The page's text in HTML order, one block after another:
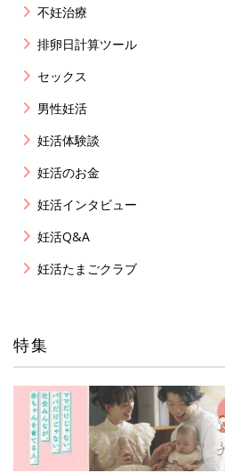
不妊治療
排卵日計算ツール
セックス
男性妊活
妊活体験談
妊活のお金
妊活インタビュー
妊活Q&A
妊活たまごクラブ
特集